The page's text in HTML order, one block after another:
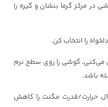
در مرکز گرما بنشان و گیره را
را انتخاب کن.
می‌کنی، گوشی را روی سطح نرم
باشد.
حرارت/قدرت مگنت را کاهش